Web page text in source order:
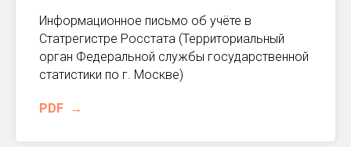
Информационное письмо об учёте в
Статрегистре Росстата (Территориальный
орган Федеральной службы государственной
статистики по г. Москве)
PDF